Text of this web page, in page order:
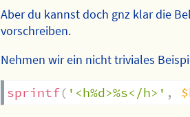
Aber du kannst doch gnz klar die
vorschreiben.
Nehmen wir ein nicht triviales
sprintf( '<h%d>%s</h>' ,